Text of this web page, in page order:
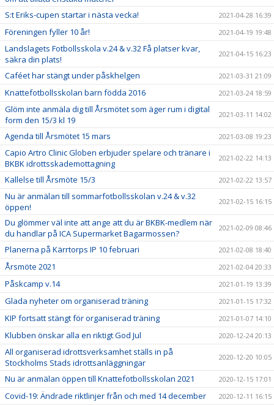
S:t Eriks-cupen startar i nästa vecka! 2021-04-28 16:39
Föreningen fyller 10 år! 2021-04-19 19:48
Landslagets Fotbollsskola v.24 & v.32 Få platser kvar,
säkra din plats!
2021-04-15 16:23
Caféet har stängt under påskhelgen 2021-03-31 21:09
Knattefotbollsskolan barn födda 2016 2021-03-24 18:59
Glöm inte anmäla dig till Årsmötet som äger rum i digital
form den 15/3 kl 19
2021-03-11 14:02
Agenda till Årsmötet 15 mars 2021-03-08 19:23
Capio Artro Clinic Globen erbjuder spelare och tränare i
BKBK idrottsskademottagning
2021-02-22 14:13
Kallelse till Årsmöte 15/3 2021-02-22 13:57
Nu är anmälan till sommarfotbollsskolan v.24 & v.32
öppen!
2021-02-15 16:15
Du glömmer väl inte att ange att du är BKBK-medlem när
du handlar på ICA Supermarket Bagarmossen?
2021-02-09 08:46
Planerna på Kärrtorps IP 10 februari 2021-02-08 18:40
Årsmöte 2021 2021-02-04 20:33
Påskcamp v.14 2021-01-19 13:39
Glada nyheter om organiserad träning 2021-01-15 17:32
KIP fortsatt stängt för organiserad träning 2021-01-07 14:10
Klubben önskar alla en riktigt God Jul 2020-12-24 20:13
All organiserad idrottsverksamhet ställs in på
Stockholms Stads idrottsanläggningar
2020-12-20 10:05
Nu är anmälan öppen till Knattefotbollsskolan 2021 2020-12-15 17:01
Covid-19: Ändrade riktlinjer från och med 14 december 2020-12-11 16:15